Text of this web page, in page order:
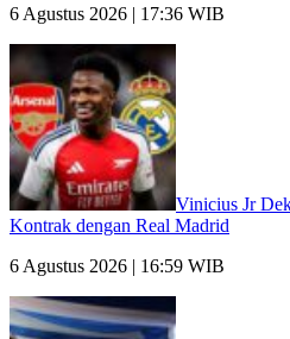
6 Agustus 2026 | 17:36 WIB
Vinicius Jr
Kontrak dengan Real Madrid
6 Agustus 2026 | 16:59 WIB